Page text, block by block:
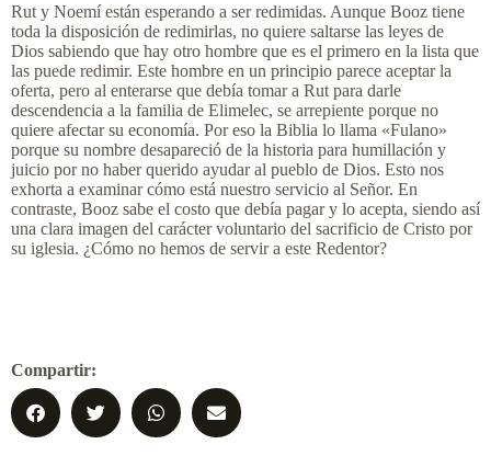
Rut y Noemí están esperando a ser redimidas. Aunque Booz tiene
toda la disposición de redimirlas, no quiere saltarse las leyes de
Dios sabiendo que hay otro hombre que es el primero en la lista que
las puede redimir. Este hombre en un principio parece aceptar la
oferta, pero al enterarse que debía tomar a Rut para darle
descendencia a la familia de Elimelec, se arrepiente porque no
quiere afectar su economía. Por eso la Biblia lo llama «Fulano»
porque su nombre desapareció de la historia para humillación y
juicio por no haber querido ayudar al pueblo de Dios. Esto nos
exhorta a examinar cómo está nuestro servicio al Señor. En
contraste, Booz sabe el costo que debía pagar y lo acepta, siendo así
una clara imagen del carácter voluntario del sacrificio de Cristo por
su iglesia. ¿Cómo no hemos de servir a este Redentor?
Compartir: